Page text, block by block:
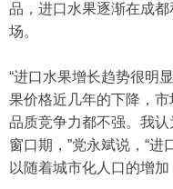
品，进口水果逐渐在成
场。
“进口水果增长趋势很明
果价格近几年的下降，
品质竞争力都不强。我
窗口期，”党永斌说，“
以随着城市化人口的增